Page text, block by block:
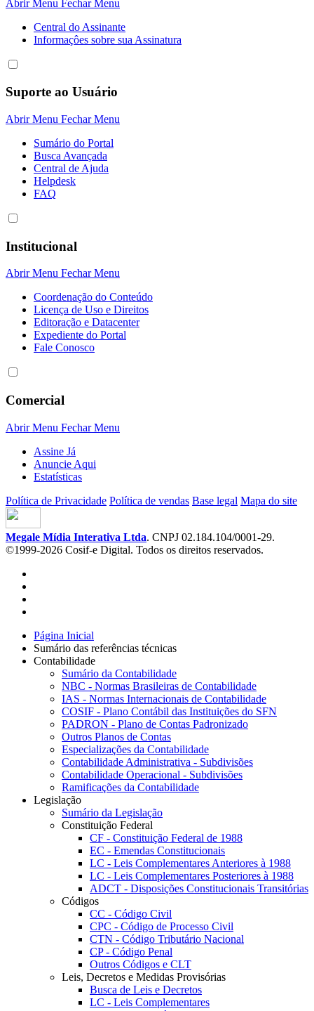
Abrir Menu Fechar Menu
Central do Assinante
Informaçôes sobre sua Assinatura
Suporte ao Usuário
Abrir Menu Fechar Menu
Sumário do Portal
Busca Avançada
Central de Ajuda
Helpdesk
FAQ
Institucional
Abrir Menu Fechar Menu
Coordenação do Conteúdo
Licença de Uso e Direitos
Editoração e Datacenter
Expediente do Portal
Fale Conosco
Comercial
Abrir Menu Fechar Menu
Assine Já
Anuncie Aqui
Estatísticas
Política de Privacidade Política de vendas Base legal Mapa do site
Megale Mídia Interativa Ltda. CNPJ 02.184.104/0001-29.
©1999-2026 Cosif-e Digital. Todos os direitos reservados.
Página Inicial
Sumário das referências técnicas
Contabilidade
Sumário da Contabilidade
NBC - Normas Brasileiras de Contabilidade
IAS - Normas Internacionais de Contabilidade
COSIF - Plano Contábil das Instituições do SFN
PADRON - Plano de Contas Padronizado
Outros Planos de Contas
Especializações da Contabilidade
Contabilidade Administrativa - Subdivisões
Contabilidade Operacional - Subdivisões
Ramificações da Contabilidade
Legislação
Sumário da Legislação
Constituição Federal
CF - Constituição Federal de 1988
EC - Emendas Constitucionais
LC - Leis Complementares Anteriores à 1988
LC - Leis Complementares Posteriores à 1988
ADCT - Disposições Constitucionais Transitórias
Códigos
CC - Código Civil
CPC - Código de Processo Civil
CTN - Código Tributário Nacional
CP - Código Penal
Outros Códigos e CLT
Leis, Decretos e Medidas Provisórias
Busca de Leis e Decretos
LC - Leis Complementares